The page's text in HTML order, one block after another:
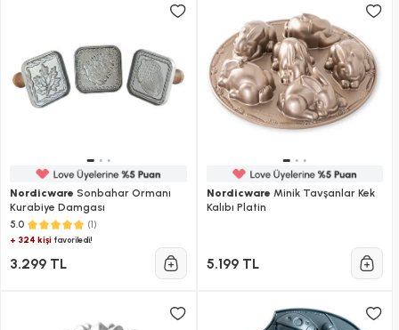
Nordicware Sonbahar Ormanı
Kurabiye Damgası
5.0 (1)
+ 324 kişi favoriledi!
3.299 TL
Nordicware Minik Tavşanlar Kek
Kalıbı Platin
5.199 TL